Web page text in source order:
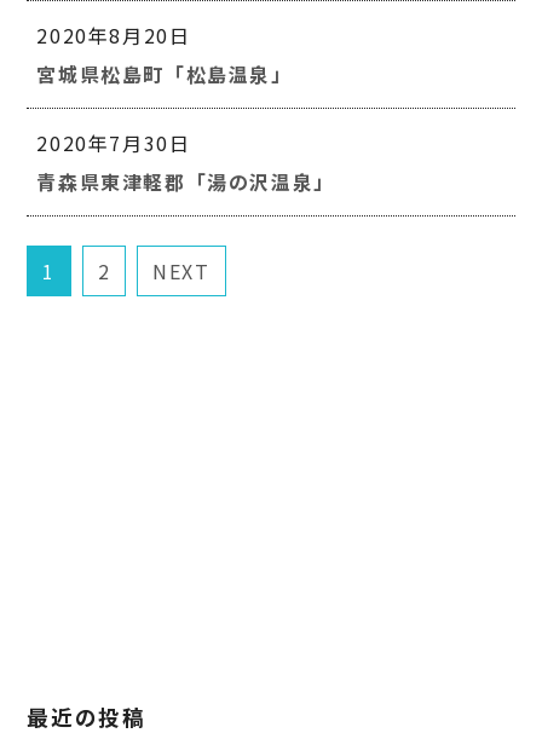
2020年8月20日
宮城県松島町「松島温泉」
2020年7月30日
青森県東津軽郡「湯の沢温泉」
1 2 NEXT
最近の投稿